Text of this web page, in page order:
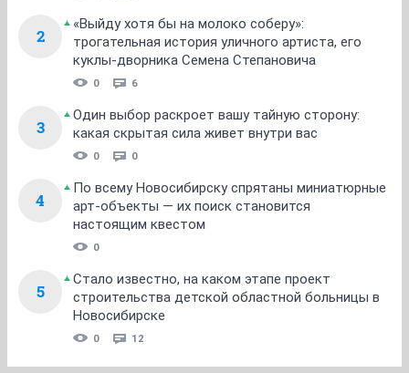
2
«Выйду хотя бы на молоко соберу»:
трогательная история уличного артиста, его
куклы-дворника Семена Степановича
0 6
3
Один выбор раскроет вашу тайную сторону:
какая скрытая сила живет внутри вас
0 0
4
По всему Новосибирску спрятаны миниатюрные
арт-объекты — их поиск становится
настоящим квестом
0
5
Стало известно, на каком этапе проект
строительства детской областной больницы в
Новосибирске
0 12